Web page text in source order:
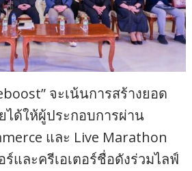
จะเน้นการสร้างยอด
ได้ให้ผู้ประกอบการผ่าน
และ Live Marathon
และครีเอเตอร์ชื่อดังร่วมไลฟ์